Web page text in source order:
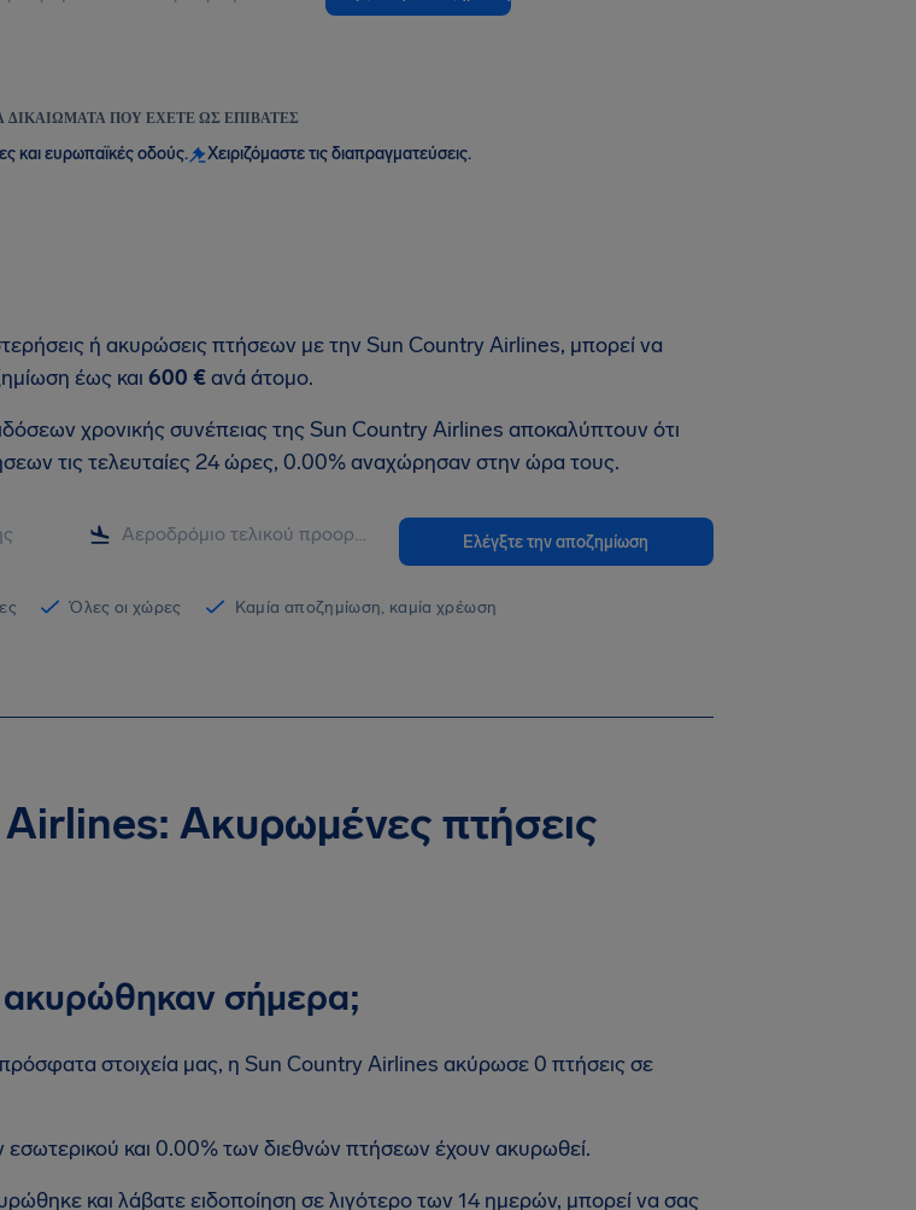
ΠΟΥ ΈΧΕΤΕ ΩΣ ΕΠΙΒΆΤΕΣ
και ευρωπαϊκές οδούς. Χειριζόμαστε τις διαπραγματεύσεις.
ή ακυρώσεις πτήσεων με την Sun Country Airlines, μπορεί να
έως και 600 €ανά άτομο.
χρονικής συνέπειας της Sun Country Airlines αποκαλύπτουν ότι
τις τελευταίες 24 ώρες, 0.00% αναχώρησαν στην ώρα τους.
Ελέγξτε την αποζημίωση
Όλες οι χώρες Καμία αποζημίωση, καμία χρέωση
Ακυρωμένες πτήσεις
ακυρώθηκαν σήμερα;
στοιχεία μας, η Sun Country Airlines ακύρωσε 0 πτήσεις σε
και 0.00% των διεθνών πτήσεων έχουν ακυρωθεί.
και λάβατε ειδοποίηση σε λιγότερο των 14 ημερών, μπορεί να σας